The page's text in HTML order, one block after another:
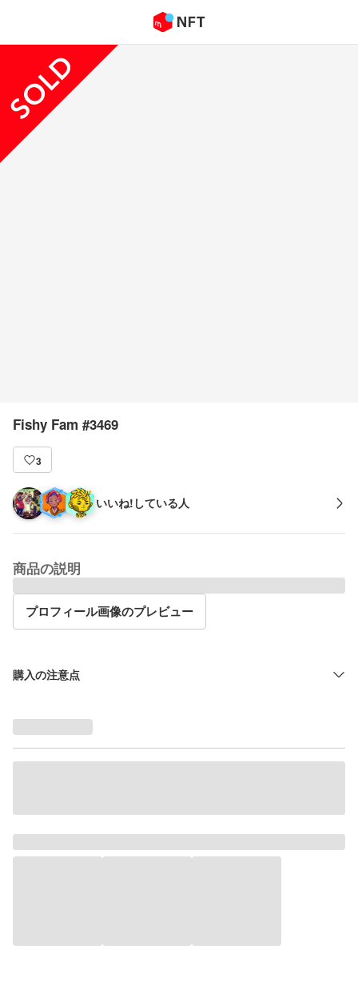
Fishy Fam #3469
3
いいね!している人
商品の説明
プロフィール画像のプレビュー
購入の注意点